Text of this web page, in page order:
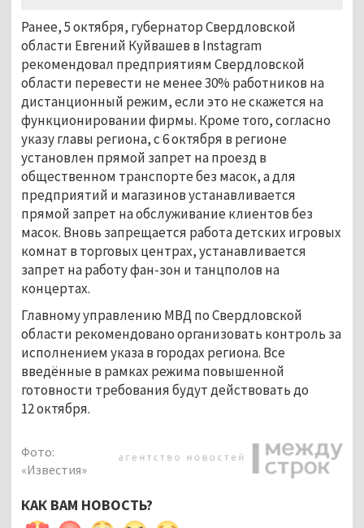
Ранее, 5 октября, губернатор Свердловской
области Евгений Куйвашев в Instagram
рекомендовал предприятиям Свердловской
области перевести не менее 30% работников на
дистанционный режим, если это не скажется на
функционировании фирмы. Кроме того, согласно
указу главы региона, с 6 октября в регионе
установлен прямой запрет на проезд в
общественном транспорте без масок, а для
предприятий и магазинов устанавливается
прямой запрет на обслуживание клиентов без
масок. Вновь запрещается работа детских игровых
комнат в торговых центрах, устанавливается
запрет на работу фан-зон и танцполов на
концертах.
Главному управлению МВД по Свердловской
области рекомендовано организовать контроль за
исполнением указа в городах региона. Все
введённые в рамках режима повышенной
готовности требования будут действовать до
12 октября.
Фото:
«Известия»
КАК ВАМ НОВОСТЬ?